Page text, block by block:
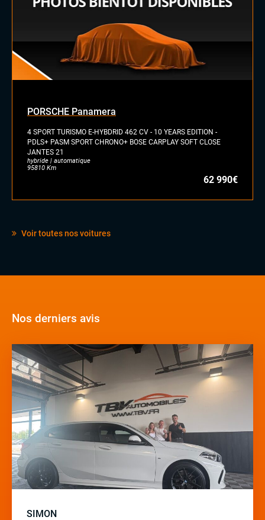
PORSCHE Panamera
4 SPORT TURISMO E-HYBDRID 462 CV - 10 YEARS EDITION -
PDLS+ PASM SPORT CHRONO+ BOSE CARPLAY SOFT CLOSE
JANTES 21
hybride | automatique
95810 Km
62 990€
Voir toutes nos voitures
Nos derniers avis
SIMON